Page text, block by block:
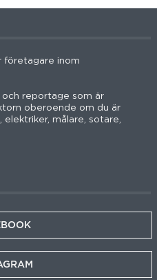
företagare inom
och reportage som är
oberoende om du är
elektriker, målare, sotare,